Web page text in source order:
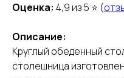
Оценка: 4,9 из 5 ⭐ (
Описание:
Круглый обеденный
столешница